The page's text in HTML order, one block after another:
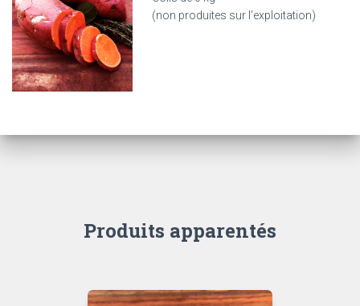
(non produites sur l’exploitation)
Produits apparentés